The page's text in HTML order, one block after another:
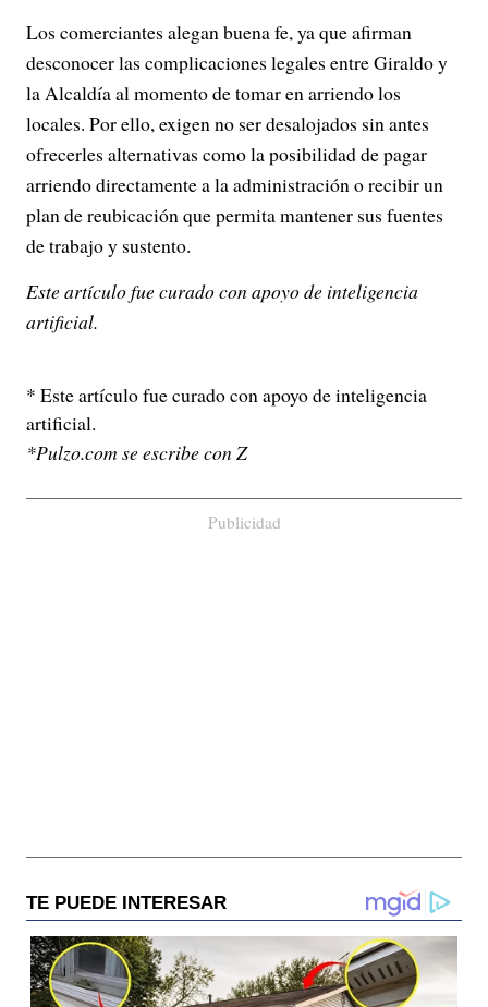
Los comerciantes alegan buena fe, ya que afirman
desconocer las complicaciones legales entre Giraldo y
la Alcaldía al momento de tomar en arriendo los
locales. Por ello, exigen no ser desalojados sin antes
ofrecerles alternativas como la posibilidad de pagar
arriendo directamente a la administración o recibir un
plan de reubicación que permita mantener sus fuentes
de trabajo y sustento.
Este artículo fue curado con apoyo de inteligencia
artificial.
* Este artículo fue curado con apoyo de inteligencia
artificial.
*Pulzo.com se escribe con Z
Publicidad